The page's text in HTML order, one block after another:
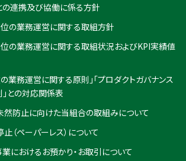
連携及び協働に係る方針
の業務運営に関する取組方針
の業務運営に関する取組状況およびKPI実績値
業務運営に関する原則」「プロダクトガバナンス
との対応関係表
防止に向けた当組合の取組みについて
（ペーパーレス）について
におけるお預かり・お取引について